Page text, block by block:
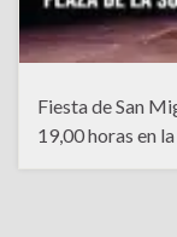
Fiesta de San
19,00 horas en